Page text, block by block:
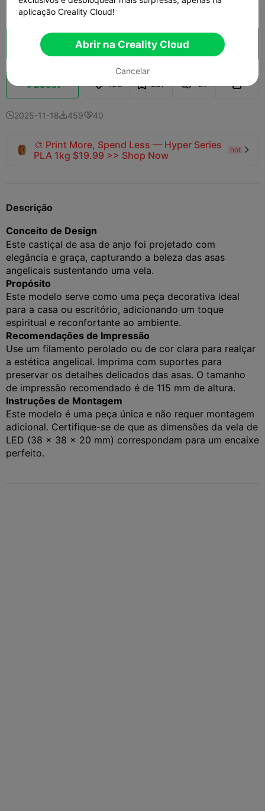
Fatiamento na Nuvem Abrir na Creality Cloud
Boost 198 257  21 
2025-11-1845940
🎨 Print More, Spend Less — Hyper Series
PLA 1kg $19.99 >> Shop Now
hot 
Descrição
Conceito de Design
Este castiçal de asa de anjo foi projetado com
elegância e graça, capturando a beleza das asas
angelicais sustentando uma vela.
Propósito
Este modelo serve como uma peça decorativa ideal
para a casa ou escritório, adicionando um toque
espiritual e reconfortante ao ambiente.
Recomendações de Impressão
Use um filamento perolado ou de cor clara para realçar
a estética angelical. Imprima com suportes para
preservar os detalhes delicados das asas. O tamanho
de impressão recomendado é de 115 mm de altura.
Instruções de Montagem
Este modelo é uma peça única e não requer montagem
adicional. Certifique-se de que as dimensões da vela de
LED (38 x 38 x 20 mm) correspondam para um encaixe
perfeito.
aplicação Creality Cloud!
Abrir na Creality Cloud
Cancelar